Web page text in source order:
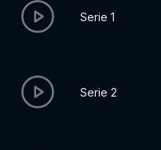
Serie 1
Serie 2